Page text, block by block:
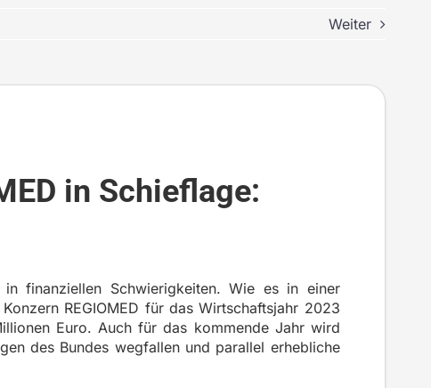
Weiter
in Schieflage:
finanziellen Schwierigkeiten. Wie es in einer
REGIOMED für das Wirtschaftsjahr 2023
Euro. Auch für das kommende Jahr wird
des Bundes wegfallen und parallel erhebliche